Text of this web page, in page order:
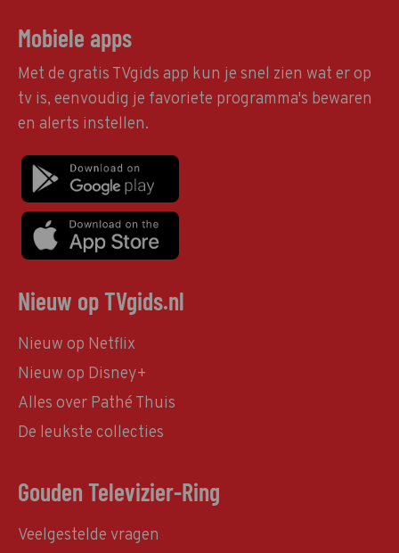
Mobiele apps
Met de gratis TVgids app kun je snel zien wat er op
tv is, eenvoudig je favoriete programma's bewaren
en alerts instellen.
Nieuw op TVgids.nl
Nieuw op Netflix
Nieuw op Disney+
Alles over Pathé Thuis
De leukste collecties
Gouden Televizier-Ring
Veelgestelde vragen